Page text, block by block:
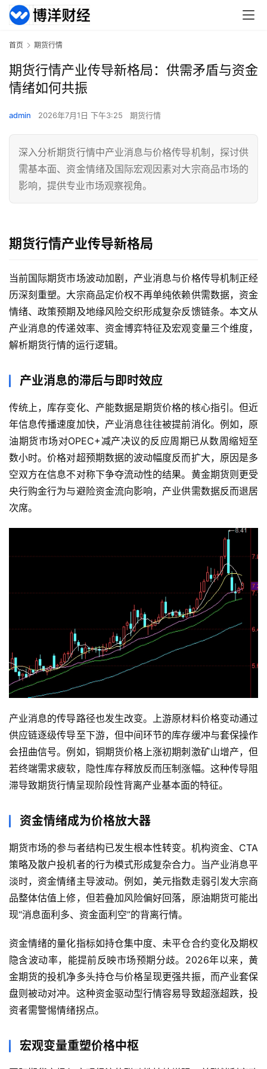
原
油
货
首页 期货行情
期货行情产业传导新格局：供需矛盾与资金
情绪如何共振
admin 2026年7月1日 下午3:25 期货行情
深入分析期货行情中产业消息与价格传导机制，探讨供
需基本面、资金情绪及国际宏观因素对大宗商品市场的
影响，提供专业市场观察视角。
期货行情产业传导新格局
当前国际期货市场波动加剧，产业消息与价格传导机制正经
历深刻重塑。大宗商品定价权不再单纯依赖供需数据，资金
情绪、政策预期及地缘风险交织形成复杂反馈链条。本文从
产业消息的传递效率、资金博弈特征及宏观变量三个维度，
解析期货行情的运行逻辑。
产业消息的滞后与即时效应
传统上，库存变化、产能数据是期货价格的核心指引。但近
年信息传播速度加快，产业消息往往被提前消化。例如，原
油期货市场对OPEC+减产决议的反应周期已从数周缩短至
数小时。价格对超预期数据的波动幅度反而扩大，原因是多
空双方在信息不对称下争夺流动性的结果。黄金期货则更受
央行购金行为与避险资金流向影响，产业供需数据反而退居
次席。
产业消息的传导路径也发生改变。上游原材料价格变动通过
供应链逐级传导至下游，但中间环节的库存缓冲与套保操作
会扭曲信号。例如，铜期货价格上涨初期刺激矿山增产，但
若终端需求疲软，隐性库存释放反而压制涨幅。这种传导阻
滞导致期货行情呈现阶段性背离产业基本面的特征。
资金情绪成为价格放大器
期货市场的参与者结构已发生根本性转变。机构资金、CTA
策略及散户投机者的行为模式形成复杂合力。当产业消息平
淡时，资金情绪主导波动。例如，美元指数走弱引发大宗商
品整体估值上修，但若叠加风险偏好回落，原油期货可能出
现“消息面利多、资金面利空”的背离行情。
资金情绪的量化指标如持仓集中度、未平仓合约变化及期权
隐含波动率，能提前反映市场预期分歧。2026年以来，黄
金期货的投机净多头持仓与价格呈现更强共振，而产业套保
盘则被动对冲。这种资金驱动型行情容易导致超涨超跌，投
资者需警惕情绪拐点。
宏观变量重塑价格中枢